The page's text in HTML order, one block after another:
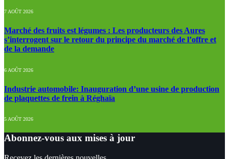
7 AOÛT 2026
Marché des fruits est légumes : Les producteurs des Aures
s’interrogent sur le retour du principe du marché de l’offre et
de la demande
6 AOÛT 2026
Industrie automobile: Inauguration d’une usine de production
de plaquettes de frein à Réghaïa
5 AOÛT 2026
Abonnez-vous aux mises à jour